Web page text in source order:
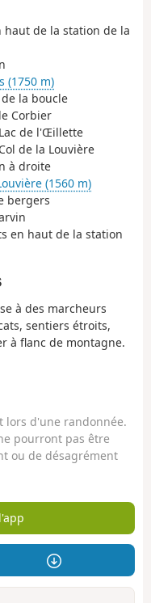
haut de la station de la
(1750 m)
la boucle
Corbier
de l'Œillette
de la Louvière
à droite
(1560 m)
bergers
en haut de la station
à des marcheurs
sentiers étroits,
à flanc de montagne.
lors d'une randonnée.
pourront pas être
ou de désagrément